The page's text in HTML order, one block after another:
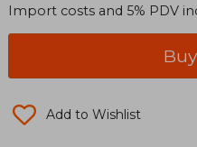
Import costs and 5% PDV
Add to Wishlist